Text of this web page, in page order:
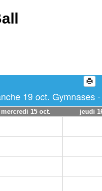
19 oct. Gymnases
mercredi 15 oct. jeudi